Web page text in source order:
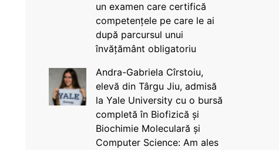
un examen care certifică
competențele pe care le ai
după parcursul unui
învățământ obligatoriu
Andra-Gabriela Cîrstoiu,
elevă din Târgu Jiu, admisă
la Yale University cu o bursă
completă în Biofizică și
Biochimie Moleculară și
Computer Science: Am ales